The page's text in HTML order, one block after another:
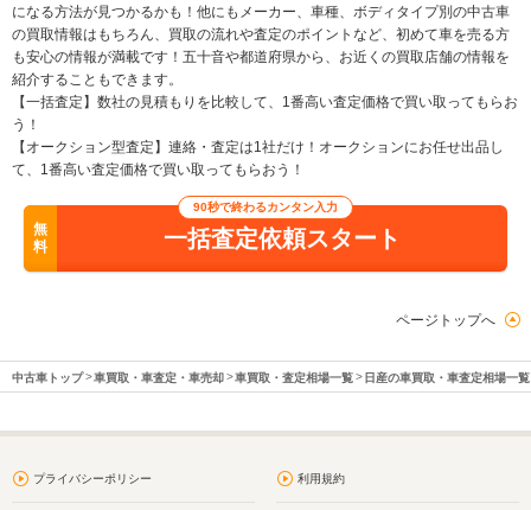
になる方法が見つかるかも！他にもメーカー、車種、ボディタイプ別の中古車
の買取情報はもちろん、買取の流れや査定のポイントなど、初めて車を売る方
も安心の情報が満載です！五十音や都道府県から、お近くの買取店舗の情報を
紹介することもできます。
【一括査定】数社の見積もりを比較して、1番高い査定価格で買い取ってもらお
う！
【オークション型査定】連絡・査定は1社だけ！オークションにお任せ出品し
て、1番高い査定価格で買い取ってもらおう！
無
料
90秒で終わるカンタン入力
一括査定依頼スタート
ページトップへ
中古車トップ 車買取・車査定・車売却 車買取・査定相場一覧 日産の車買取・車査定相場一覧
プライバシーポリシー 利用規約